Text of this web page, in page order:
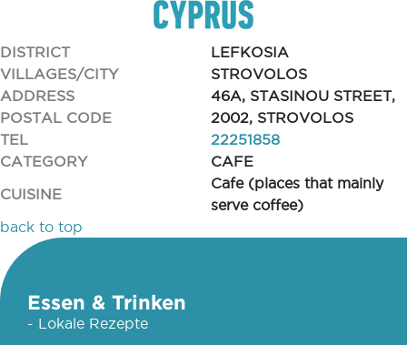
DISTRICT
LEFKOSIA
VILLAGES/CITY
STROVOLOS
ADDRESS
46A, STASINOU STREET,
POSTAL CODE
2002, STROVOLOS
TEL
22251858
CATEGORY
CAFE
CUISINE
Cafe (places that mainly
serve coffee)
back to top
Essen & Trinken
- Lokale Rezepte